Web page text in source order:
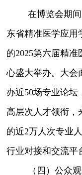
在博览会期
东省精准医学应用
的2025第六届精
心盛大举办。大会
办近50场专业论坛
高层次人才领衔，
的近2万人次专业
行业对接和交流平
（四）公众